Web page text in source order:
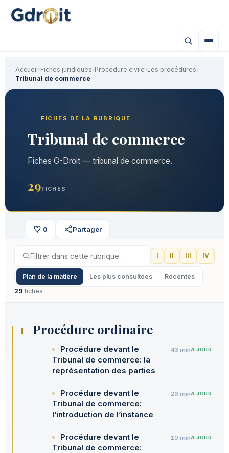
Accueil›Fiches juridiques›Procédure civile›Les procédures›
Tribunal de commerce
FICHES DE LA RUBRIQUE
Tribunal de commerce
Fiches G-Droit — tribunal de commerce.
29FICHES
0 Partager
I II III IV
Plan de la matière Les plus consultées
Récentes
29 fiches
I Procédure ordinaire
Procédure devant le
Tribunal de commerce: la
représentation des parties
43 minÀ JOUR
Procédure devant le
Tribunal de commerce:
l’introduction de l’instance
29 minÀ JOUR
Procédure devant le
Tribunal de commerce:
10 minÀ JOUR